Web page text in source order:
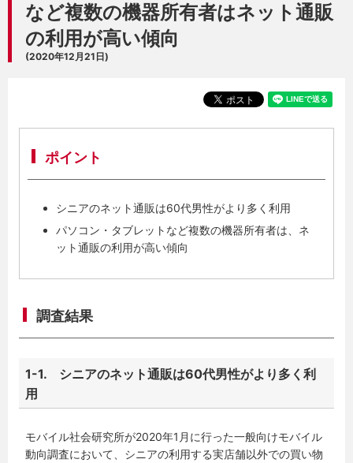
など複数の機器所有者はネット通販
の利用が高い傾向
(2020年12月21日)
ポイント
シニアのネット通販は60代男性がより多く利用
パソコン・タブレットなど複数の機器所有者は、ネ
ット通販の利用が高い傾向
調査結果
1-1. シニアのネット通販は60代男性がより多く利
用
モバイル社会研究所が2020年1月に行った一般向けモバイル
動向調査において、シニアの利用する実店舗以外での買い物